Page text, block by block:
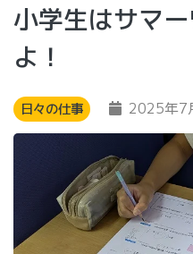
小学生はサマ
よ！
日々の仕事 2025年7